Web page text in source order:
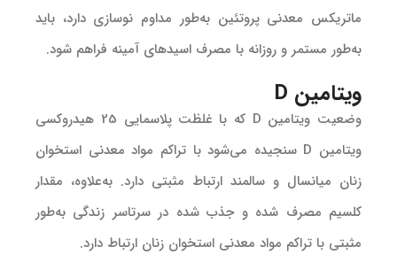
ماتریکس معدنی پروتئین به‌طور مداوم نوسازی دارد، باید
به‌طور مستمر و روزانه با مصرف اسیدهای آمینه فراهم شود.
ویتامین D
وضعیت ویتامین D که با غلظت پلاسمایی 25 هیدروکسی
ویتامین D سنجیده می‌شود با تراکم مواد معدنی استخوان
زنان میانسال و سالمند ارتباط مثبتی دارد. به‌علاوه، مقدار
کلسیم مصرف شده و جذب شده در سرتاسر زندگی به‌طور
مثبتی با تراکم مواد معدنی استخوان زنان ارتباط دارد.